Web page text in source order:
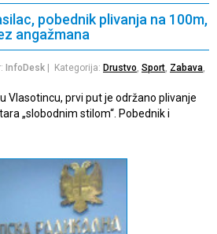
pobednik plivanja na 100m,
angažmana
InfoDesk | Kategorija: Drustvo Sport Zabava
Vlasotincu, prvi put je održano plivanje
„slobodnim stilom“. Pobednik i